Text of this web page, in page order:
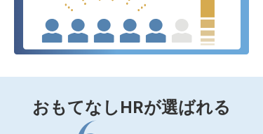
おもてなしHRが選ばれる